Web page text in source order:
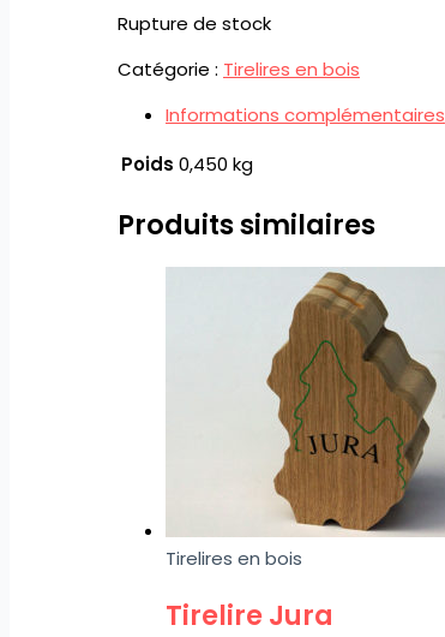
Rupture de stock
Catégorie : Tirelires en bois
Informations complémentaires
Poids 0,450 kg
Produits similaires
Tirelires en bois
Tirelire Jura